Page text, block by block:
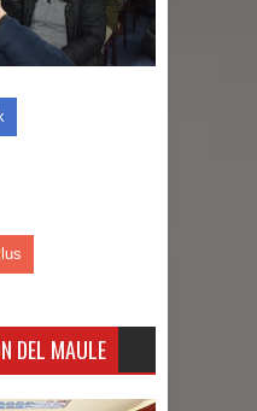
del Maule por su
millones en
de PRODESAL
Curicó apuesta a la
interactivas del
DEL MAULE